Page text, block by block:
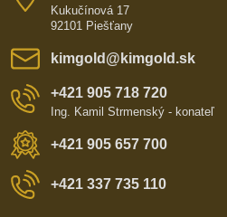
Kukučínová 17
92101 Piešťany
kimgold​@kimgold​.sk
+421 905 718 720
Ing. Kamil Strmenský - konateľ
+421 905 657 700
+421 337 735 110